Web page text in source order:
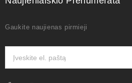
Gaukite naujienas pirmieji